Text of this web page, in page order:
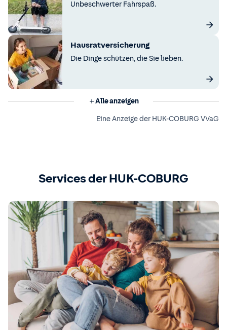
Unbeschwerter Fahrspaß.
Hausratversicherung
Die Dinge schützen, die Sie lieben.
Alle anzeigen
Eine Anzeige der HUK-COBURG VVaG
Services der HUK-COBURG